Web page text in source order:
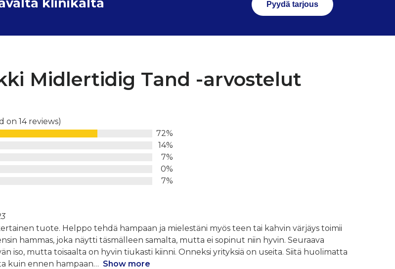
Pyydä tarjous
Midlertidig Tand -arvostelut
on 14 reviews)
72%
14%
7%
0%
7%
tuote. Helppo tehdä hampaan ja mielestäni myös teen tai kahvin värjäys toimii
hammas, joka näytti täsmälleen samalta, mutta ei sopinut niin hyvin. Seuraava
iso, mutta toisaalta on hyvin tiukasti kiinni. Onneksi yrityksiä on useita. Siitä huolimatta
kuin ennen hampaan
Show more